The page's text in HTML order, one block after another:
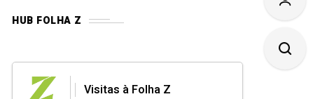
HUB FOLHA Z
Visitas à Folha Z